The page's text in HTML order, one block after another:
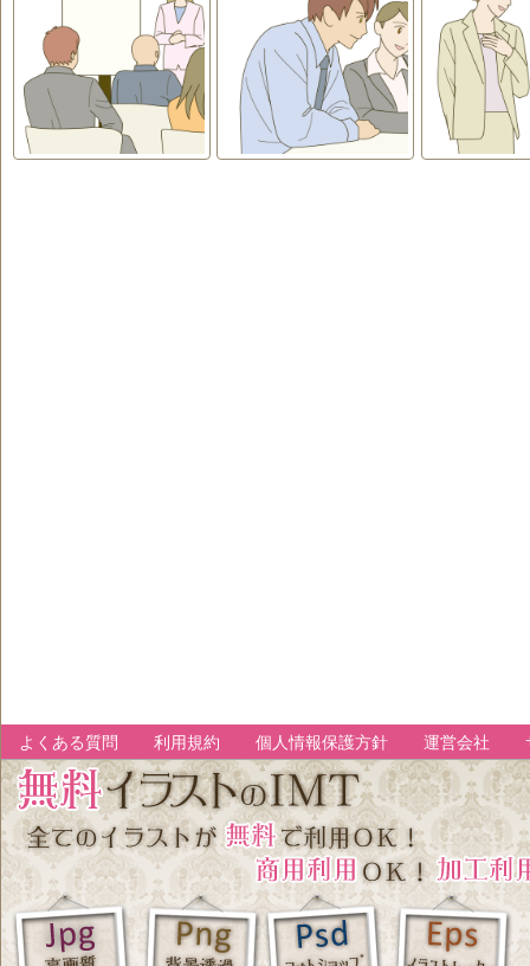
よくある質問 利用規約 個人情報保護方針 運営会社